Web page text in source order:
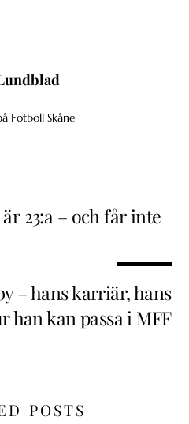
Fotboll Skåne
23:a – och får inte
– hans karriär, hans
han kan passa i MFF
POSTS